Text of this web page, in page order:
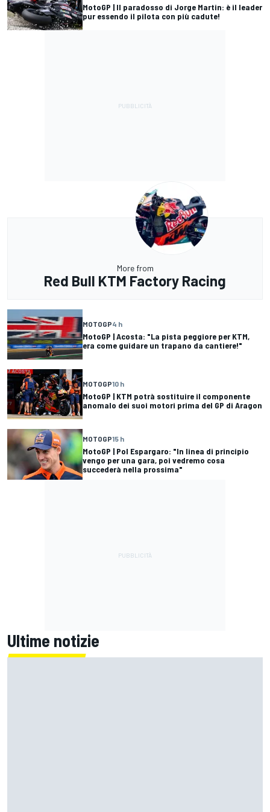
MotoGP | Il paradosso di Jorge Martin: è il leader
pur essendo il pilota con più cadute!
More from
Red Bull KTM Factory Racing
MOTOGP4 h
MotoGP | Acosta: "La pista peggiore per KTM,
era come guidare un trapano da cantiere!"
MOTOGP10 h
MotoGP | KTM potrà sostituire il componente
anomalo dei suoi motori prima del GP di Aragon
MOTOGP15 h
MotoGP | Pol Espargaro: "In linea di principio
vengo per una gara, poi vedremo cosa
succederà nella prossima"
Ultime notizie